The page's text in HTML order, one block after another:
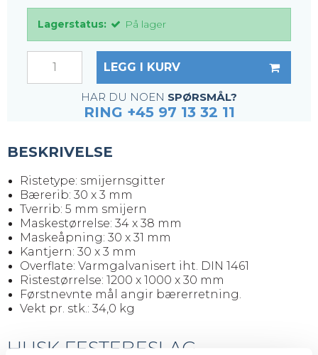
Lagerstatus: På lager
LEGG I KURV
HAR DU NOEN SPØRSMÅL?
RING +45 97 13 32 11
BESKRIVELSE
Ristetype: smijernsgitter
Bærerib: 30 x 3 mm
Tverrib: 5 mm smijern
Maskestørrelse: 34 x 38 mm
Maskeåpning: 30 x 31 mm
Kantjern: 30 x 3 mm
Overflate: Varmgalvanisert iht. DIN 1461
Ristestørrelse: 1200 x 1000 x 30 mm
Førstnevnte mål angir bærerretning.
Vekt pr. stk.: 34,0 kg
HUSK FESTEBESLAG